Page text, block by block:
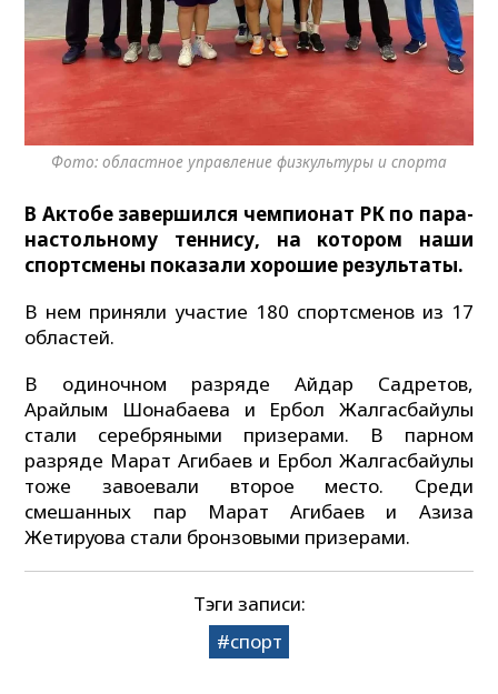
Фото: областное управление физкультуры и спорта
В Актобе завершился чемпионат РК по пара-
настольному теннису, на котором наши
спортсмены показали хорошие результаты.
В нем приняли участие 180 спортсменов из 17
областей.
В одиночном разряде Айдар Садретов,
Арайлым Шонабаева и Ербол Жалгасбайулы
стали серебряными призерами. В парном
разряде Марат Агибаев и Ербол Жалгасбайулы
тоже завоевали второе место. Среди
смешанных пар Марат Агибаев и Азиза
Жетируова стали бронзовыми призерами.
Тэги записи:
спорт